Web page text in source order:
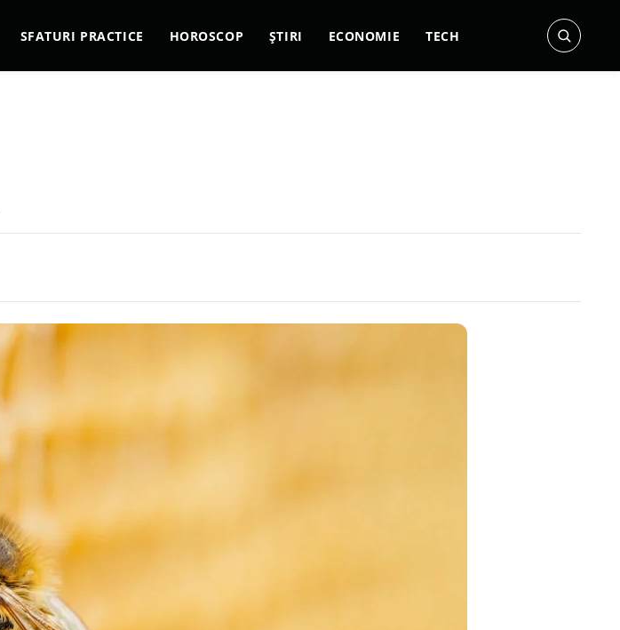
SFATURI PRACTICE HOROSCOP ȘTIRI ECONOMIE TECH